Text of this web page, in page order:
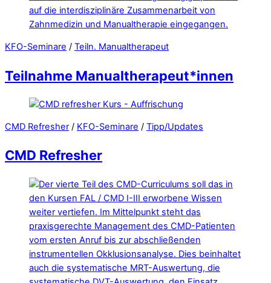
KFO-Seminare / Teiln. Manualtherapeut
Teilnahme Manualtherapeut*innen
CMD Refresher / KFO-Seminare / Tipp/Updates
CMD Refresher